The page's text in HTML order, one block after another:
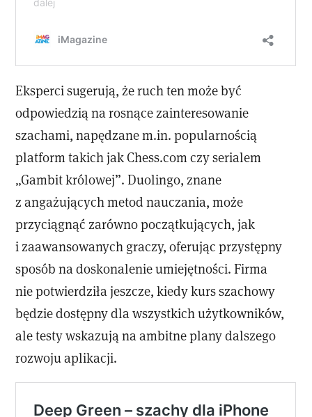
Eksperci sugerują, że ruch ten może być
odpowiedzią na rosnące zainteresowanie
szachami, napędzane m.in. popularnością
platform takich jak Chess.com czy serialem
„Gambit królowej”. Duolingo, znane
z angażujących metod nauczania, może
przyciągnąć zarówno początkujących, jak
i zaawansowanych graczy, oferując przystępny
sposób na doskonalenie umiejętności. Firma
nie potwierdziła jeszcze, kiedy kurs szachowy
będzie dostępny dla wszystkich użytkowników,
ale testy wskazują na ambitne plany dalszego
rozwoju aplikacji.